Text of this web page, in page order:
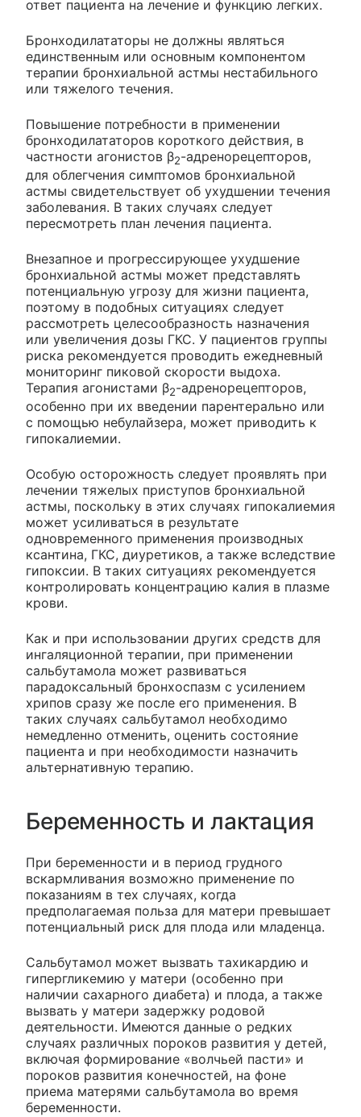
ответ пациента на лечение и функцию легких.
Бронходилататоры не должны являться
единственным или основным компонентом
терапии бронхиальной астмы нестабильного
или тяжелого течения.
Повышение потребности в применении
бронходилататоров короткого действия, в
частности агонистов β2-адренорецепторов,
для облегчения симптомов бронхиальной
астмы свидетельствует об ухудшении течения
заболевания. В таких случаях следует
пересмотреть план лечения пациента.
Внезапное и прогрессирующее ухудшение
бронхиальной астмы может представлять
потенциальную угрозу для жизни пациента,
поэтому в подобных ситуациях следует
рассмотреть целесообразность назначения
или увеличения дозы ГКС. У пациентов группы
риска рекомендуется проводить ежедневный
мониторинг пиковой скорости выдоха.
Терапия агонистами β2-адренорецепторов,
особенно при их введении парентерально или
с помощью небулайзера, может приводить к
гипокалиемии.
Особую осторожность следует проявлять при
лечении тяжелых приступов бронхиальной
астмы, поскольку в этих случаях гипокалиемия
может усиливаться в результате
одновременного применения производных
ксантина, ГКС, диуретиков, а также вследствие
гипоксии. В таких ситуациях рекомендуется
контролировать концентрацию калия в плазме
крови.
Как и при использовании других средств для
ингаляционной терапии, при применении
сальбутамола может развиваться
парадоксальный бронхоспазм с усилением
хрипов сразу же после его применения. В
таких случаях сальбутамол необходимо
немедленно отменить, оценить состояние
пациента и при необходимости назначить
альтернативную терапию.
Беременность и лактация
При беременности и в период грудного
вскармливания возможно применение по
показаниям в тех случаях, когда
предполагаемая польза для матери превышает
потенциальный риск для плода или младенца.
Сальбутамол может вызвать тахикардию и
гипергликемию у матери (особенно при
наличии сахарного диабета) и плода, а также
вызвать у матери задержку родовой
деятельности. Имеются данные о редких
случаях различных пороков развития у детей,
включая формирование «волчьей пасти» и
пороков развития конечностей, на фоне
приема матерями сальбутамола во время
беременности.